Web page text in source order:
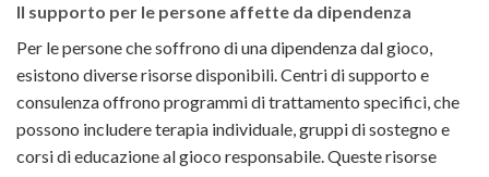
Il supporto per le persone affette da dipendenza
Per le persone che soffrono di una dipendenza dal gioco,
esistono diverse risorse disponibili. Centri di supporto e
consulenza offrono programmi di trattamento specifici, che
possono includere terapia individuale, gruppi di sostegno e
corsi di educazione al gioco responsabile. Queste risorse